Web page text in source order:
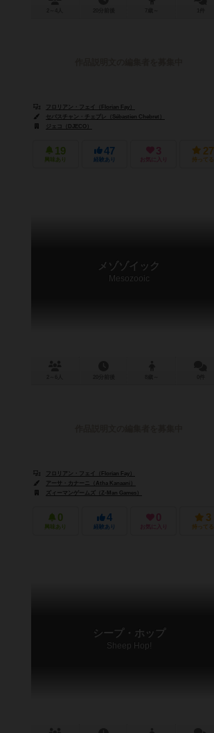
フロリアン・フェイ（Florian Fay）
セバスチャン・チェブレ（Sébastien Chebret）
ジェコ（DJECO）
19
興味あり
47
経験あり
3
お気に入り
27
持ってる
メゾゾイック
Mesozooic
フロリアン・フェイ（Florian Fay）
アーサ・カナーニ（Atha Kanaani）
ズィーマンゲームズ（Z-Man Games）
0
興味あり
4
経験あり
0
お気に入り
3
持ってる
シープ・ホップ
Sheep Hop!